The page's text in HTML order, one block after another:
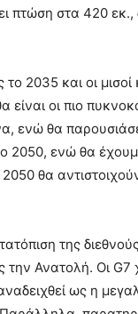
πτώση στα 420
2035 και οι
είναι οι πιο
ενώ θα
2050, ενώ θα
2050 θα
της
την Ανατολή. Οι
ως η